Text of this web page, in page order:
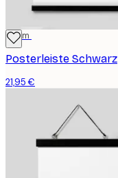
41 cm
Posterleiste Schwarz
21,95 €